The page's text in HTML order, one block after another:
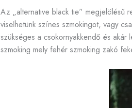
Az „alternative black tie” megjelölésű
viselhetünk színes szmokingot, vagy
szükséges a csokornyakkendő és
szmoking mely fehér szmoking zakó